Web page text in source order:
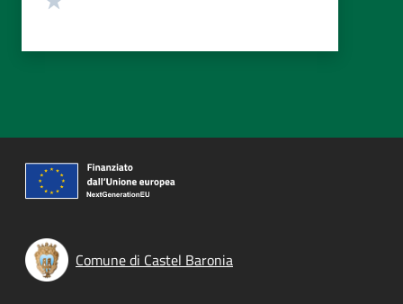
Comune di Castel Baronia